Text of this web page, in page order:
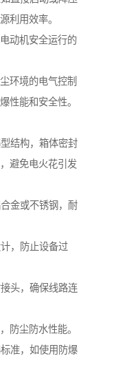
利用效率。
动机安全运行的
环境的电气控制
性能和安全性。
结构，箱体密封
避免电火花引发
金或不锈钢，耐
，防止设备过
头，确保线路连
防尘防水性能。
准，如使用防爆